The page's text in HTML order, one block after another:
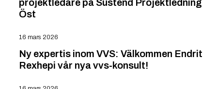
projektledare på Sustend Projektledning
Öst
Ny expertis inom VVS: Välkommen Endrit
Rexhepi vår nya vvs-konsult!
16 mars 2026